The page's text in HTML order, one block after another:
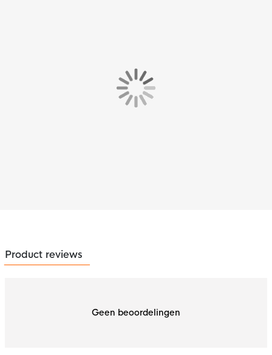
Product reviews
Geen beoordelingen